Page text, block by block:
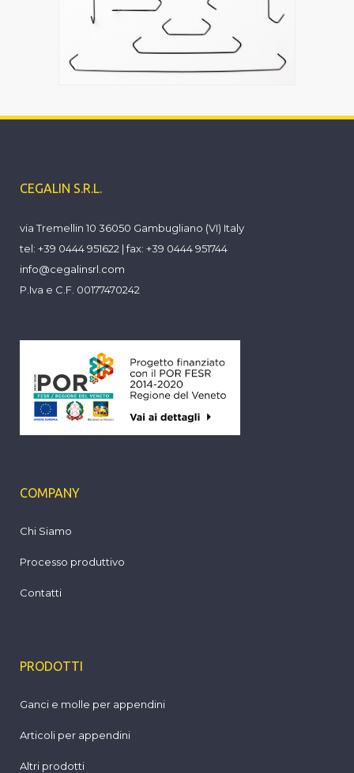
CEGALIN S.R.L.
via Tremellin 10 36050 Gambugliano (VI) Italy
tel: +39 0444 951622 | fax: +39 0444 951744
info@cegalinsrl.com
P.Iva e C.F. 00177470242
COMPANY
Chi Siamo
Processo produttivo
Contatti
PRODOTTI
Ganci e molle per appendini
Articoli per appendini
Altri prodotti